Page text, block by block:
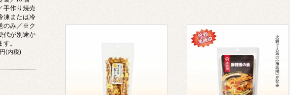
手作り焼売
凍または冷
のみ／※ク
代が別途か
。
(内税)